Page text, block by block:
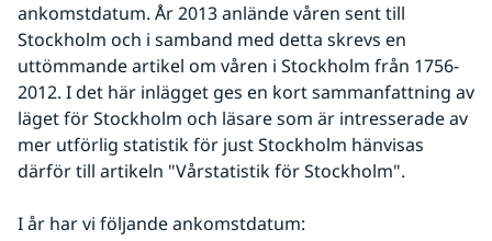
ankomstdatum. År 2013 anlände våren sent till
Stockholm och i samband med detta skrevs en
uttömmande artikel om våren i Stockholm från 1756-
2012. I det här inlägget ges en kort sammanfattning av
läget för Stockholm och läsare som är intresserade av
mer utförlig statistik för just Stockholm hänvisas
därför till artikeln "Vårstatistik för Stockholm".
I år har vi följande ankomstdatum: